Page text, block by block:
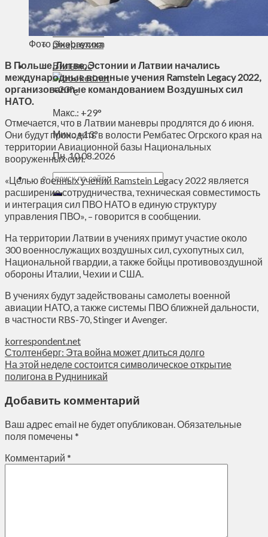
Духовное пространство
Спорт
Технологии
Энергетика
Вильнюс
+23°C
Макс.: +29°
Мин.:+13°
Пн, 10.08.2026
Фото pixabay.com
В Польше, Литве, Эстонии и Латвии начались
международные военные учения Ramstein Legacy 2022,
организованные командованием Воздушных сил
НАТО.
Отмечается, что в Латвии маневры продлятся до 6 июня.
Они будут проходить в волости Рембатес Огрского края на
территории Авиационной базы Национальных
вооруженных сил.
«Целью военных учений Ramstein Legacy 2022 является
расширение сотрудничества, техническая совместимость
и интеграция сил ПВО НАТО в единую структуру
управления ПВО», – говорится в сообщении.
На территории Латвии в учениях примут участие около
300 военнослужащих воздушных сил, сухопутных сил,
Национальной гвардии, а также бойцы противовоздушной
обороны Италии, Чехии и США.
В учениях будут задействованы самолеты военной
авиации НАТО, а также системы ПВО ближней дальности,
в частности RBS-70, Stinger и Avenger.
korrespondent.net
Столтенберг: Эта война может длиться долго
На этой неделе состоится символическое открытие
полигона в Рудниникай
Добавить комментарий
Ваш адрес email не будет опубликован.Обязательные
поля помечены *
Комментарий *